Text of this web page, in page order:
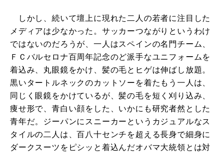
しかし、続いて壇上に現れた二人の若者に注目した
メディアは少なかった。サッカーつながりというわけ
ではないのだろうが、一人はスペインの名門チーム、
ＦＣバルセロナ百周年記念のど派手なユニフォームを
着込み、丸眼鏡をかけ、髪の毛とヒゲは伸ばし放題。
黒いタートルネックのカットソーを着たもう一人は、
同じく眼鏡をかけているが、髪の毛を短く刈り込み、
痩せ形で、青白い顔をした、いかにも研究者然とした
青年だ。ジーパンにスニーカーというカジュアルなス
タイルの二人は、百八十センチを超える長身で細身に
ダークスーツをピシッと着込んだオバマ大統領とは対